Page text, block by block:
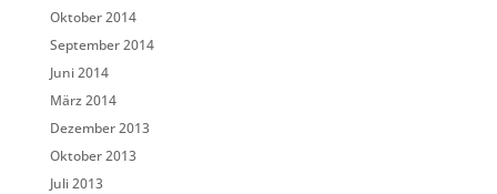
Oktober 2014
September 2014
Juni 2014
März 2014
Dezember 2013
Oktober 2013
Juli 2013